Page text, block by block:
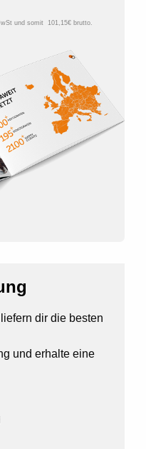
und somit 101,15€ brutto.
dir die besten
und erhalte eine